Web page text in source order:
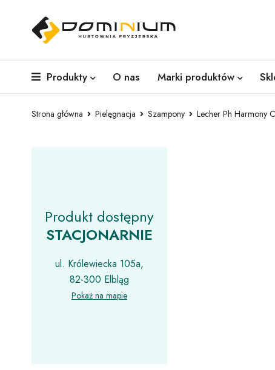
Produkty O nas Marki produktów
Strona główna Pielęgnacja Szampony Lecher Ph Harmony
Produkt dostępny
STACJONARNIE
ul. Królewiecka 105a,
82-300 Elbląg
Pokaż na mapie